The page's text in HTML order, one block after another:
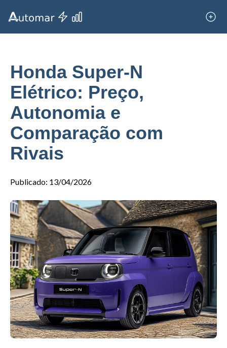
Honda Super-N
Elétrico: Preço,
Autonomia e
Comparação com
Rivais
Publicado: 13/04/2026